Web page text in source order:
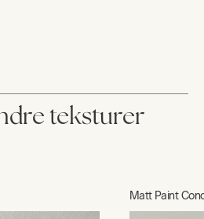
teksturer
Matt Paint